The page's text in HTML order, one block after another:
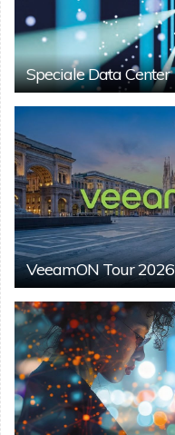
Speciale Data Center
VeeamON Tour 2026